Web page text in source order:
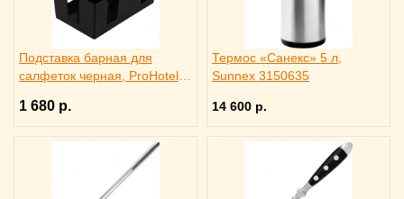
Подставка барная для
салфеток черная, ProHotel
1 680 р.
Термос «Санекс» 5 л,
Sunnex 3150635
14 600 р.